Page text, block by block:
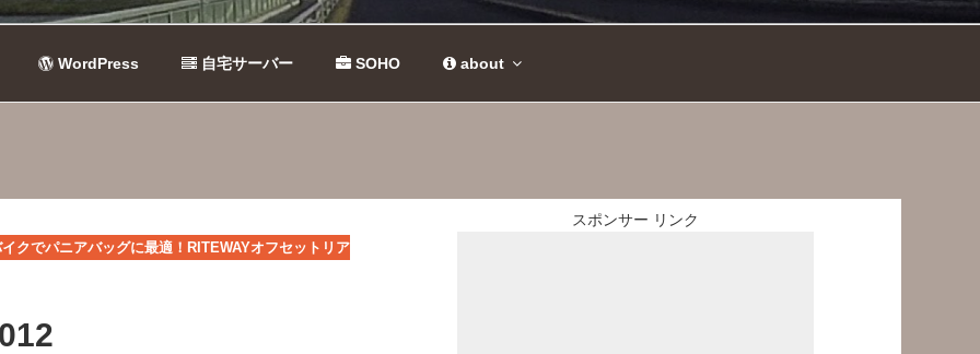
WordPress 自宅サーバー SOHO about
イクでパニアバッグに最適！RITEWAYオフセットリア
スポンサー リンク